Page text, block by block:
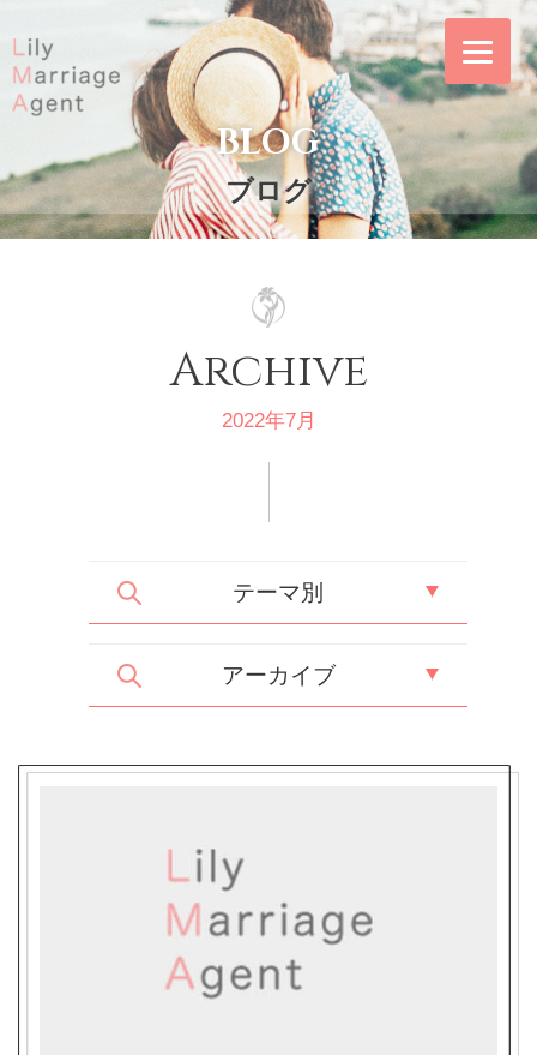
content
Agent｜結婚相談
所リリー・マリッ
ジ・エージェント
リリー・マリッ
ジ・エージェント
は東証プライム上
場企業の株式会社
BLOG
ブログ
Archive
2022年7月
テーマ別
アーカイブ